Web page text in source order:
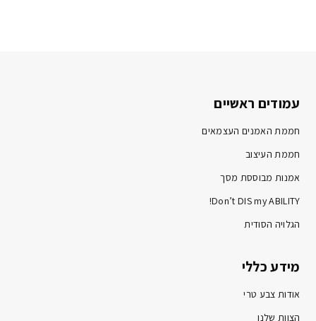
עמודים ראשיים
חממת האמנים העצמאים
חממת העיצוב
אמנות מבוססת מסך
Don’t DIS my ABILITY!
הגלויה הסודית
מידע כללי
אודות צבע טרי
הצוות שלנו